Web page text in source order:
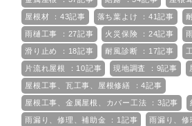
屋根材 ：43記事 落ち葉よけ ：41記事
雨樋工事 ：27記事 火災保険 ：24記事
滑り止め ：18記事 耐風診断 ：17記事
片流れ屋根 ：10記事 現地調査 ：9記事
屋根工事、瓦工事、屋根修繕 ：4記事
屋根工事、金属屋根、カバー工法 ：3記事
雨漏り、修理、補助金 ：1記事 雨漏り、